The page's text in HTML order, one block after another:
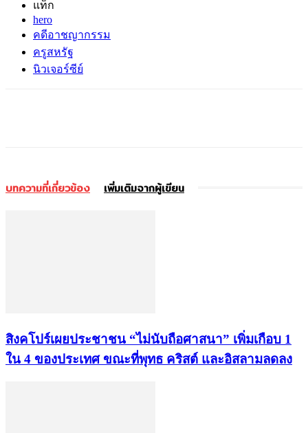
แท็ก
hero
คดีอาชญากรรม
ครูสหรัฐ
นิวเจอร์ซีย์
บทความที่เกี่ยวข้อง เพิ่มเติมจากผู้เขียน
สิงคโปร์เผยประชาชน “ไม่นับถือศาสนา” เพิ่มเกือบ 1
ใน 4 ของประเทศ ขณะที่พุทธ คริสต์ และอิสลามลดลง